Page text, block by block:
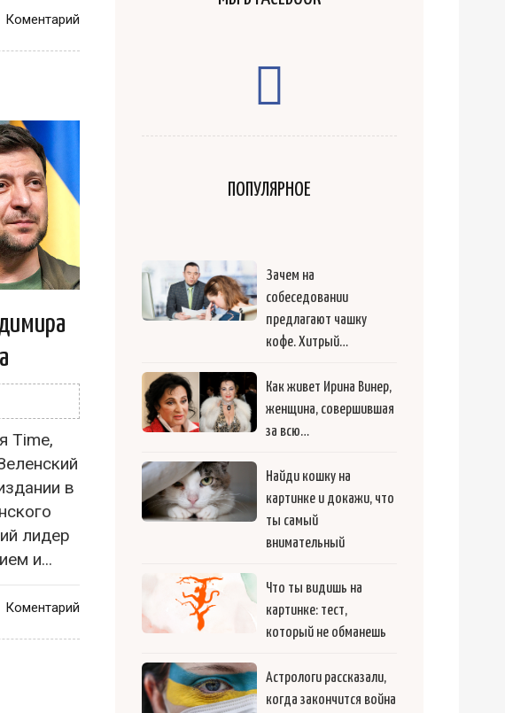
Коментарий
Time,
в
лидер
и...
Коментарий
ПОПУЛЯРНОЕ
Зачем на
собеседовании
предлагают чашку
кофе. Хитрый…
Как живет Ирина Винер,
женщина, совершившая
за всю…
Найди кошку на
картинке и докажи, что
ты самый
внимательный
Что ты видишь на
картинке: тест,
который не обманешь
Астрологи рассказали,
когда закончится война